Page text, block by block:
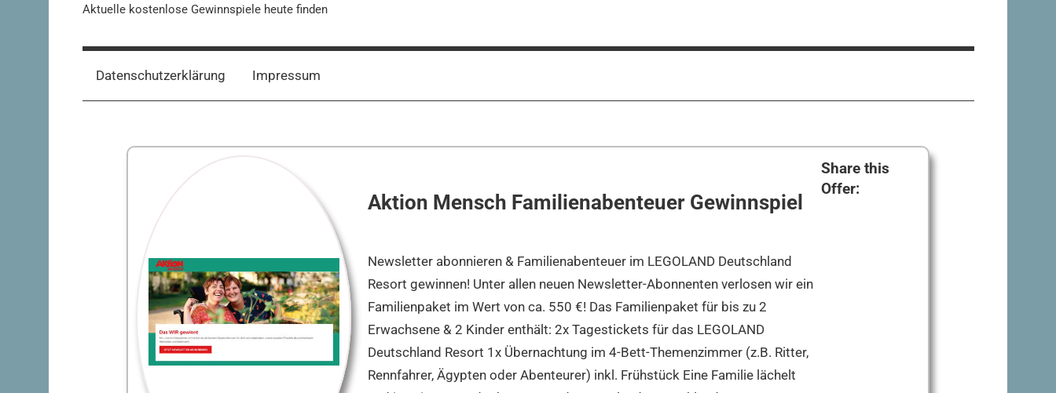
Aktuelle kostenlose Gewinnspiele heute finden
Datenschutzerklärung Impressum
Aktion Mensch Familienabenteuer Gewinnspiel
Newsletter abonnieren & Familienabenteuer im LEGOLAND Deutschland
Resort gewinnen! Unter allen neuen Newsletter-Abonnenten verlosen wir ein
Familienpaket im Wert von ca. 550 €! Das Familienpaket für bis zu 2
Erwachsene & 2 Kinder enthält: 2x Tagestickets für das LEGOLAND
Deutschland Resort 1x Übernachtung im 4-Bett-Themenzimmer (z.B. Ritter,
Rennfahrer, Ägypten oder Abenteurer) inkl. Frühstück Eine Familie lächelt
Share this
Offer: